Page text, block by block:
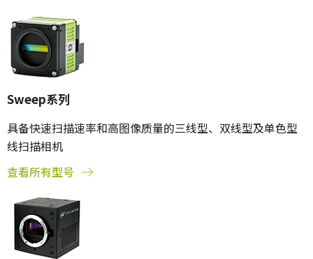
Sweep系列
具备快速扫描速率和高图像质量的三线型、双线型及单色型
线扫描相机
查看所有型号